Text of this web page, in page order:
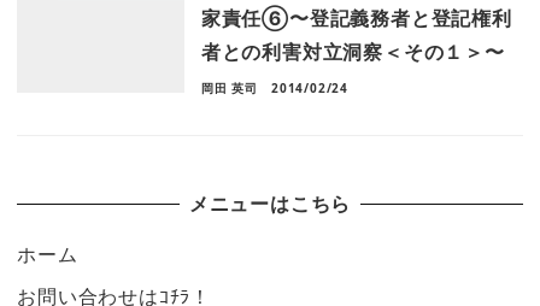
家責任⑥〜登記義務者と登記権利
者との利害対立洞察＜その１＞〜
岡田 英司 2014/02/24
メニューはこちら
ホーム
お問い合わせはｺﾁﾗ！